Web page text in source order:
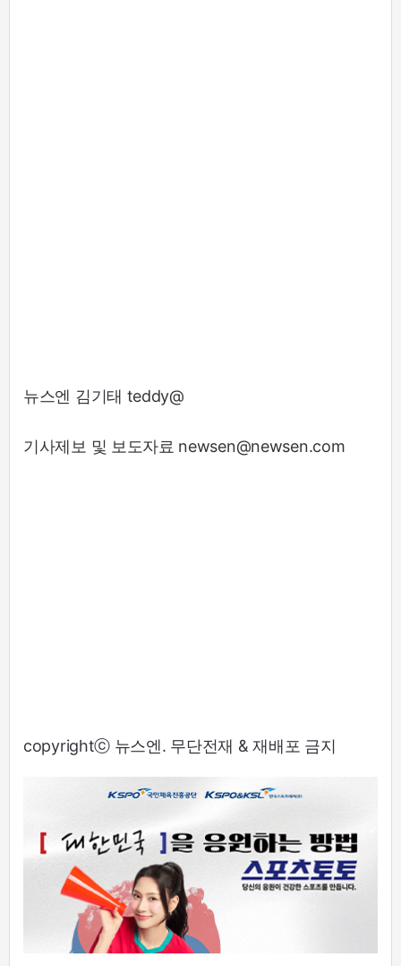
뉴스엔 김기태 teddy@
기사제보 및 보도자료 newsen@newsen.com
copyrightⓒ 뉴스엔. 무단전재 & 재배포 금지